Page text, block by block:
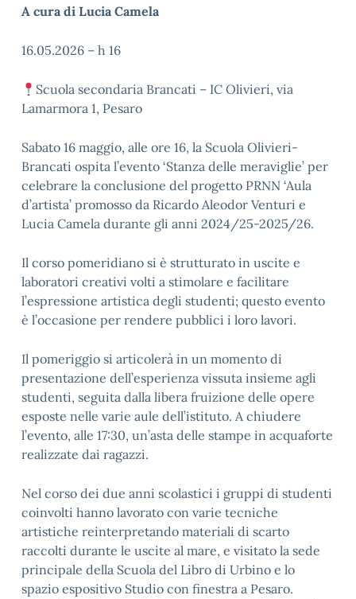
A cura di Lucia Camela
16.05.2026 – h 16
Scuola secondaria Brancati – IC Olivieri, via
Lamarmora 1, Pesaro
Sabato 16 maggio, alle ore 16, la Scuola Olivieri-
Brancati ospita l’evento ‘Stanza delle meraviglie’ per
celebrare la conclusione del progetto PRNN ‘Aula
d’artista’ promosso da Ricardo Aleodor Venturi e
Lucia Camela durante gli anni 2024/25-2025/26.
Il corso pomeridiano si è strutturato in uscite e
laboratori creativi volti a stimolare e facilitare
l’espressione artistica degli studenti; questo evento
è l’occasione per rendere pubblici i loro lavori.
Il pomeriggio si articolerà in un momento di
presentazione dell’esperienza vissuta insieme agli
studenti, seguita dalla libera fruizione delle opere
esposte nelle varie aule dell’istituto. A chiudere
l’evento, alle 17:30, un’asta delle stampe in acquaforte
realizzate dai ragazzi.
Nel corso dei due anni scolastici i gruppi di studenti
coinvolti hanno lavorato con varie tecniche
artistiche reinterpretando materiali di scarto
raccolti durante le uscite al mare, e visitato la sede
principale della Scuola del Libro di Urbino e lo
spazio espositivo Studio con finestra a Pesaro.